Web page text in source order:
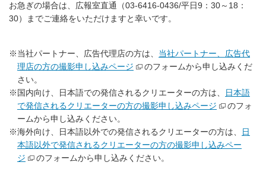
お急ぎの場合は、広報室直通（03-6416-0436/平日9：30～18：
30）までご連絡をいただけますと幸いです。
※当社パートナー、広告代理店の方は、 当社パートナー、広告代
理店の方の撮影申し込みページ
のフォームから申し込みくだ
さい。
※国内向け、日本語での発信されるクリエーターの方は、
日本語
で発信されるクリエーターの方の撮影申し込みページ
のフォ
ームから申し込みください。
※海外向け、日本語以外での発信されるクリエーターの方は、
日
本語以外で発信されるクリエーターの方の撮影申し込みペー
ジ
のフォームから申し込みください。